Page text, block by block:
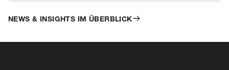
NEWS & INSIGHTS IM ÜBERBLICK